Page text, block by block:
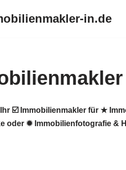
in.de
Ihr ☑️ Immobilienmakler für ★
oder ✹ Immobilienfotografie &